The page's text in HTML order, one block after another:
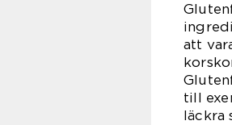
att
till
läckra